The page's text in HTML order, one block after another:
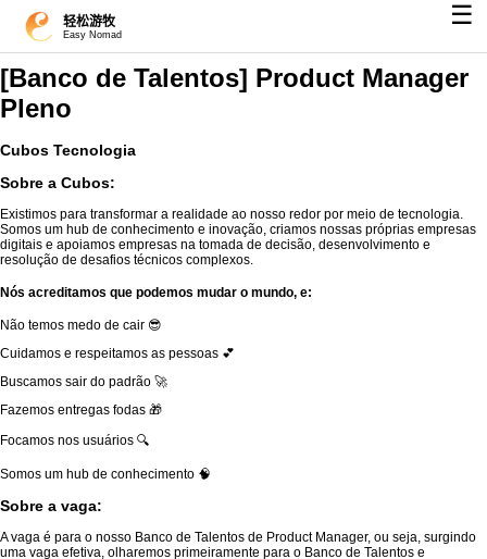
轻松游牧
Easy Nomad
☰
[Banco de Talentos] Product Manager
Pleno
Cubos Tecnologia
Sobre a Cubos:
Existimos para transformar a realidade ao nosso redor por meio de tecnologia.
Somos um hub de conhecimento e inovação, criamos nossas próprias empresas
digitais e apoiamos empresas na tomada de decisão, desenvolvimento e
resolução de desafios técnicos complexos.
Nós acreditamos que podemos mudar o mundo, e:
Não temos medo de cair 😎
Cuidamos e respeitamos as pessoas 💕
Buscamos sair do padrão 🚀
Fazemos entregas fodas 🎁
Focamos nos usuários 🔍
Somos um hub de conhecimento 🧠
Sobre a vaga:
A vaga é para o nosso Banco de Talentos de Product Manager, ou seja, surgindo
uma vaga efetiva, olharemos primeiramente para o Banco de Talentos e